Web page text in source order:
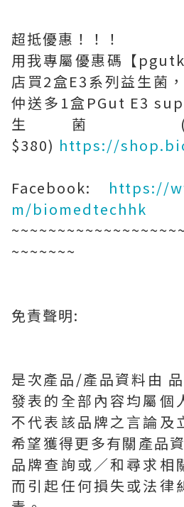
超抵優惠！！！
用我專屬優惠碼【
店買2盒E3系列益生菌
仲送多1盒PGut E3
生菌
$380) https://
Facebook: https://
m/biomedtechhk
~~~~~~~
免責聲明:
是次產品/產品資料由
發表的全部內容均屬個
不代表該品牌之言論及
希望獲得更多有關產品
品牌查詢或∕和尋求相
而引起任何損失或法律